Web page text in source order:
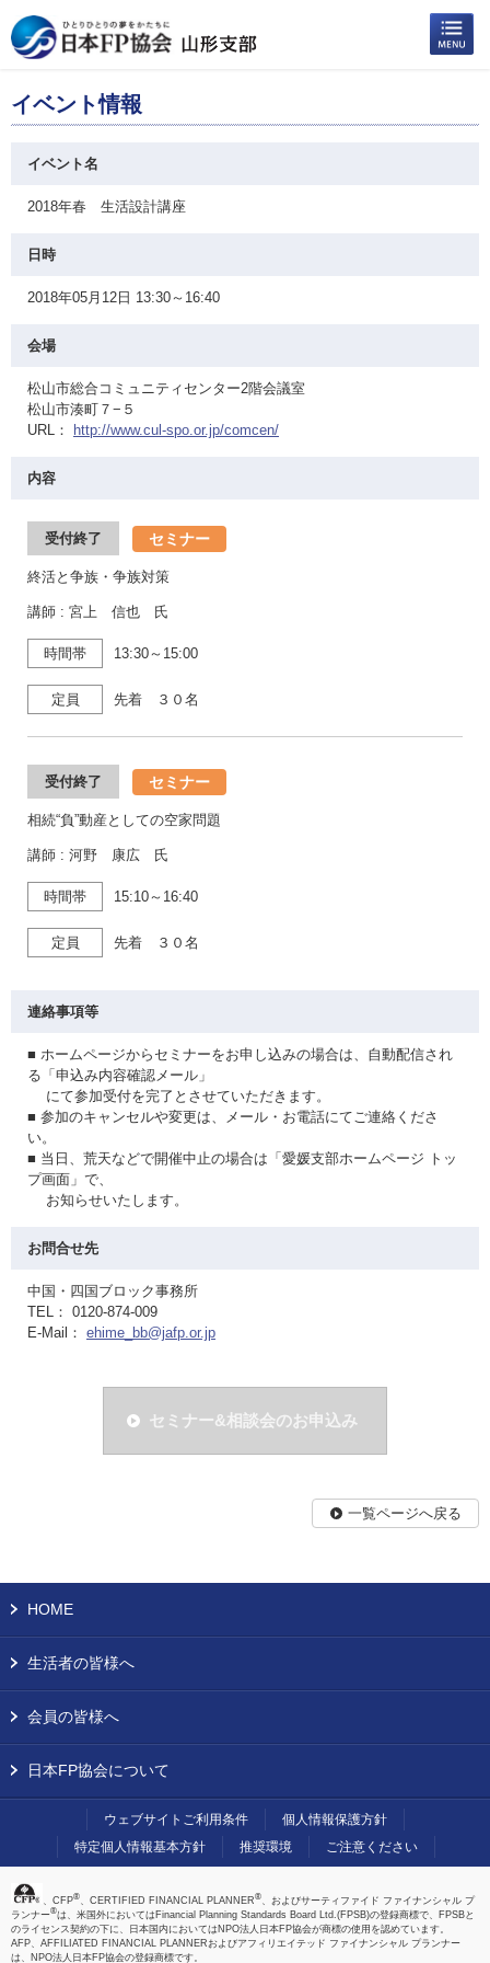
イベント情報
イベント名
2018年春 生活設計講座
日時
2018年05月12日 13:30～16:40
会場
松山市総合コミュニティセンター2階会議室
松山市湊町７−５
URL：
http://www.cul-spo.or.jp/comcen/
内容
受付終了 セミナー
終活と争族・争族対策
講師 : 宮上 信也 氏
時間帯 13:30～15:00
定員 先着 ３０名
受付終了 セミナー
相続“負”動産としての空家問題
講師 : 河野 康広 氏
時間帯 15:10～16:40
定員 先着 ３０名
連絡事項等
■ ホームページからセミナーをお申し込みの場合は、自動配信され
る「申込み内容確認メール」
にて参加受付を完了とさせていただきます。
■ 参加のキャンセルや変更は、メール・お電話にてご連絡くださ
い。
■ 当日、荒天などで開催中止の場合は「愛媛支部ホームページ トッ
プ画面」で、
お知らせいたします。
お問合せ先
中国・四国ブロック事務所
TEL： 0120-874-009
E-Mail： ehime_bb@jafp.or.jp
セミナー&相談会のお申込み
一覧ページへ戻る
HOME
生活者の皆様へ
会員の皆様へ
日本FP協会について
ウェブサイトご利用条件
個人情報保護方針
特定個人情報基本方針
推奨環境 ご注意ください
、CFP®、CERTIFIED FINANCIAL PLANNER®、およびサーティファイド ファイナンシャル プ
ランナー®は、米国外においてはFinancial Planning Standards Board Ltd.(FPSB)の登録商標で、FPSBと
のライセンス契約の下に、日本国内においてはNPO法人日本FP協会が商標の使用を認めています。
AFP、AFFILIATED FINANCIAL PLANNERおよびアフィリエイテッド ファイナンシャル プランナー
は、NPO法人日本FP協会の登録商標です。